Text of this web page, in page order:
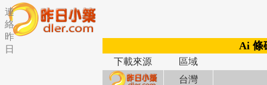
Ai 條
下載來源
區域
台灣
連
絡
昨
日